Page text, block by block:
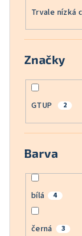
Trvale nízká
Značky
GTUP 2
Barva
bílá 4
černá 3